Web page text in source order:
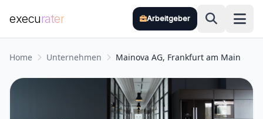
execurater Arbeitgeber
Home Unternehmen Mainova AG, Frankfurt am Main